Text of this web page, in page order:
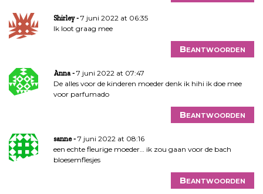
Shirley
7 juni 2022 at 06:35
Ik loot graag mee
Beantwoorden
Anna
7 juni 2022 at 07:47
De alles voor de kinderen moeder denk ik hihi ik doe mee
voor parfumado
Beantwoorden
sanne
7 juni 2022 at 08:16
een echte fleurige moeder… ik zou gaan voor de bach
bloesemflesjes
Beantwoorden